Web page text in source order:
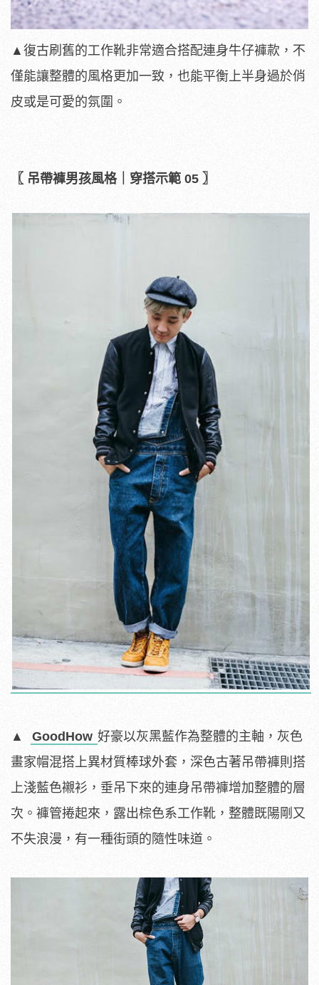
▲復古刷舊的工作靴非常適合搭配連身牛仔褲款，不
僅能讓整體的風格更加一致，也能平衡上半身過於俏
皮或是可愛的氛圍。
〖 吊帶褲男孩風格｜穿搭示範 05 〗​
▲ GoodHow 好豪以灰黑藍作為整體的主軸，灰色
畫家帽混搭上異材質棒球外套，深色古著吊帶褲則搭
上淺藍色襯衫，垂吊下來的連身吊帶褲增加整體的層
次。褲管捲起來，露出棕色系工作靴，整體既陽剛又
不失浪漫，有一種街頭的隨性味道。